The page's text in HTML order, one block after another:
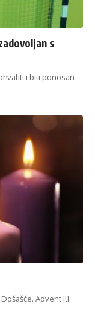
s
i biti ponosan
Advent ili